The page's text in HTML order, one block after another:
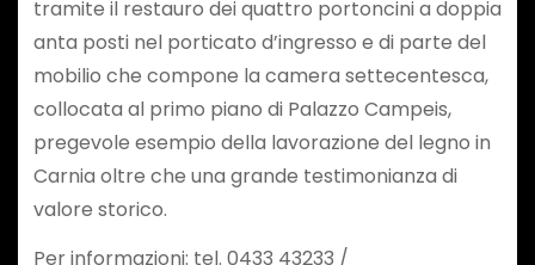
tramite il restauro dei quattro portoncini a doppia
anta posti nel porticato d’ingresso e di parte del
mobilio che compone la camera settecentesca,
collocata al primo piano di Palazzo Campeis,
pregevole esempio della lavorazione del legno in
Carnia oltre che una grande testimonianza di
valore storico.
Per informazioni: tel. 0433 43233 /